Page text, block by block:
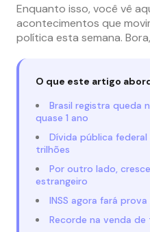
Enquanto isso, você vê
acontecimentos que
política esta semana.
O que este artigo
Brasil registra queda
quase 1 ano
Dívida pública federal
trilhões
Por outro lado,
estrangeiro
INSS agora fará
Recorde na venda